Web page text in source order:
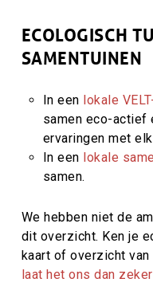
ECOLOGISCH
SAMENTUINEN
In een lokale
samen eco-actief
ervaringen met
In een lokale
samen.
We hebben niet de
dit overzicht. Ken je
kaart of overzicht
laat het ons dan